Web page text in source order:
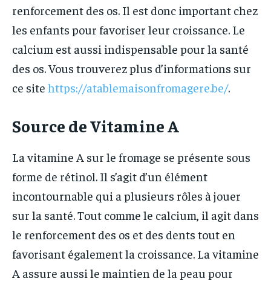
renforcement des os. Il est donc important chez
les enfants pour favoriser leur croissance. Le
calcium est aussi indispensable pour la santé
des os. Vous trouverez plus d’informations sur
ce site https://atablemaisonfromagere.be/.
Source de Vitamine A
La vitamine A sur le fromage se présente sous
forme de rétinol. Il s’agit d’un élément
incontournable qui a plusieurs rôles à jouer
sur la santé. Tout comme le calcium, il agit dans
le renforcement des os et des dents tout en
favorisant également la croissance. La vitamine
A assure aussi le maintien de la peau pour